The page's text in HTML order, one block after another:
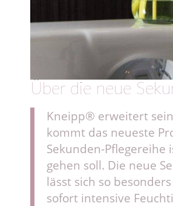
Über die neue
Kneipp® erweitert
kommt das neueste
Sekunden-Pflegereihe
gehen soll. Die neue
lässt sich so
sofort intensive